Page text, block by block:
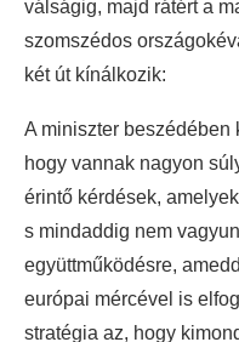
válságig, majd rátért a
szomszédos
két út kínálkozik:
A miniszter beszédében
hogy vannak nagyon
érintő kérdések,
s mindaddig nem
együttműködésre,
európai mércével is
stratégia az, hogy